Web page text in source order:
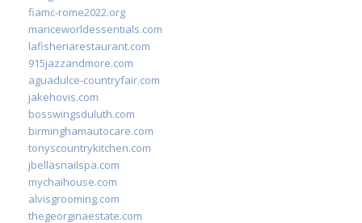
fiamc-rome2022.org
mariceworldessentials.com
lafisheriarestaurant.com
915jazzandmore.com
aguadulce-countryfair.com
jakehovis.com
bosswingsduluth.com
birminghamautocare.com
tonyscountrykitchen.com
jbellasnailspa.com
mychaihouse.com
alvisgrooming.com
thegeorginaestate.com